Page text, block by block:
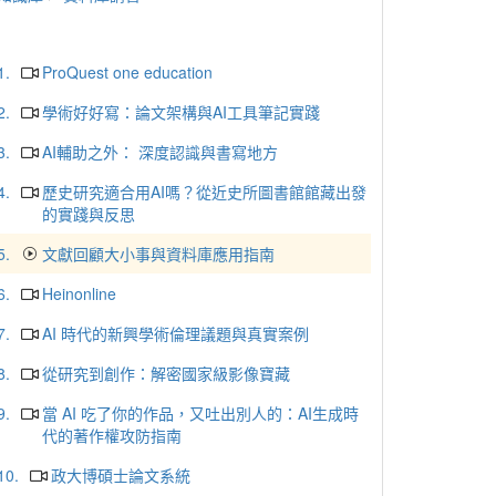
ProQuest one education
學術好好寫：論文架構與AI工具筆記實踐
AI輔助之外： 深度認識與書寫地方
歷史研究適合用AI嗎？從近史所圖書館館藏出發
的實踐與反思
文獻回顧大小事與資料庫應用指南
Heinonline
AI 時代的新興學術倫理議題與真實案例
從研究到創作：解密國家級影像寶藏
當 AI 吃了你的作品，又吐出別人的：AI生成時
代的著作權攻防指南
政大博碩士論文系統